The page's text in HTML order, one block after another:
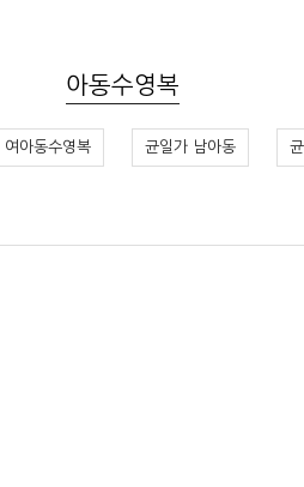
아동수영복
여아동수영복 균일가 남아동